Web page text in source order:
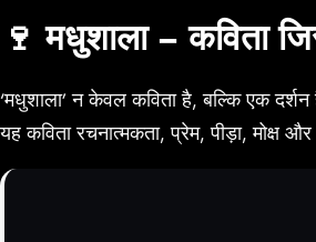
🍷 मधुशाला – कविता
‘मधुशाला’ न केवल कविता है, बल्कि एक
यह कविता रचनात्मकता, प्रेम, पीड़ा, मोक्ष